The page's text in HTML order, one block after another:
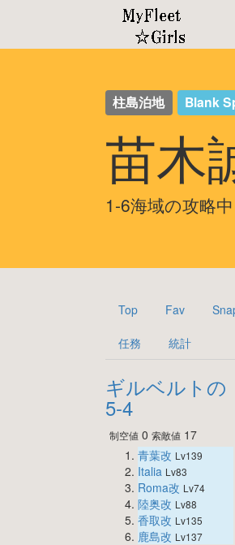
柱島泊地 Blank
苗木
1-6海域の攻略中
Top Fav
任務 統計
ギルベルトの
5-4
制空値 0 索敵値 17
青葉改 Lv139
Italia Lv83
Roma改 Lv74
陸奥改 Lv88
香取改 Lv135
鹿島改 Lv137